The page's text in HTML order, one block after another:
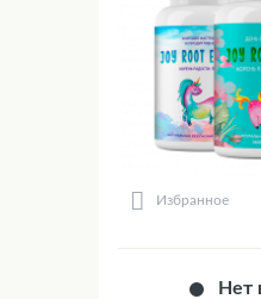
Избранное
Нет